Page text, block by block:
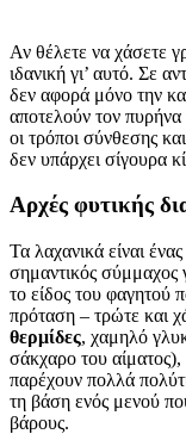
Αν θέλετε να χάσετε
ιδανική γι’ αυτό. Σε
δεν αφορά μόνο την
αποτελούν τον πυρήνα
οι τρόποι σύνθεσης
δεν υπάρχει σίγουρα
Αρχές φυτικής
Τα λαχανικά είναι
σημαντικός σύμμαχος
το είδος του φαγητού
πρόταση – τρώτε και
θερμίδες, χαμηλό
σάκχαρο του αίματος),
παρέχουν πολλά
τη βάση ενός μενού
βάρους.